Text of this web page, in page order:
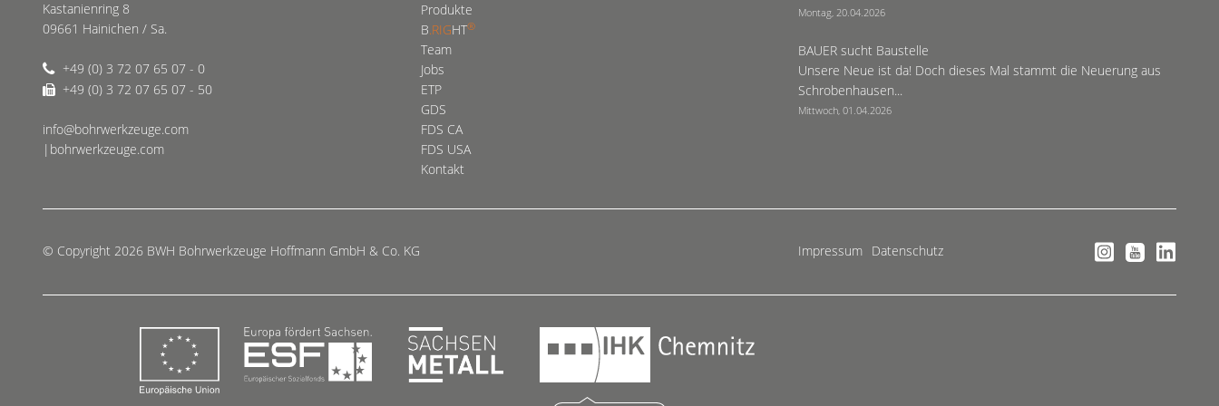
Kastanienring 8
09661 Hainichen / Sa.
+49 (0) 3 72 07 65 07 - 0
+49 (0) 3 72 07 65 07 - 50
info@bohrwerkzeuge.com
|bohrwerkzeuge.com
Produkte
B.RIGHT®
Team
Jobs
ETP
GDS
FDS CA
FDS USA
Kontakt
Montag, 20.04.2026
BAUER sucht Baustelle
Unsere Neue ist da! Doch dieses Mal stammt die Neuerung aus
Schrobenhausen...
Mittwoch, 01.04.2026
© Copyright 2026 BWH Bohrwerkzeuge Hoffmann GmbH & Co. KG Impressum Datenschutz